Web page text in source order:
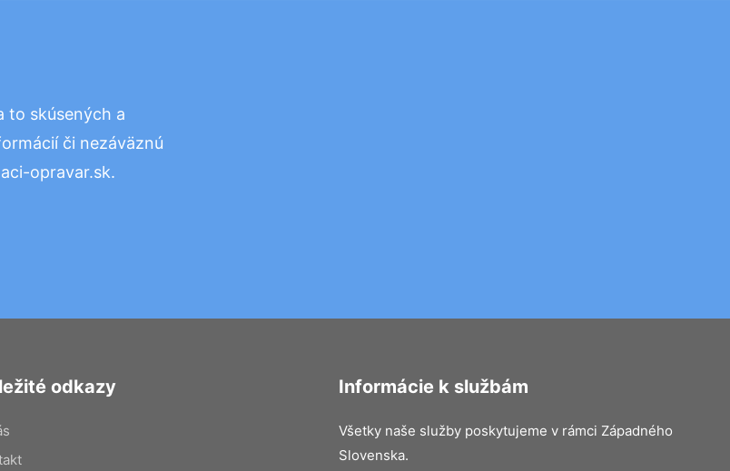
to skúsených a
či nezáväznú
opravar.sk.
odkazy Informácie k službám
Všetky naše služby poskytujeme v rámci Západného
Slovenska.